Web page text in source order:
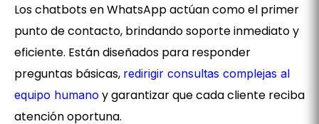
Los chatbots en WhatsApp actúan como el primer
punto de contacto, brindando soporte inmediato y
eficiente. Están diseñados para responder
preguntas básicas, redirigir consultas complejas al
equipo humano y garantizar que cada cliente reciba
atención oportuna.